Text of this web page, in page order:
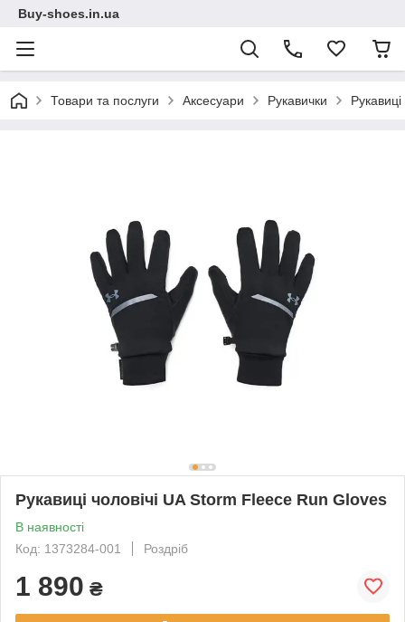
Buy-shoes.in.ua
Товари та послуги Аксесуари Рукавички
Рукавиці чоловічі UA Storm Fleece Run Gloves
В наявності
Код: 1373284-001
Роздріб
1 890 ₴